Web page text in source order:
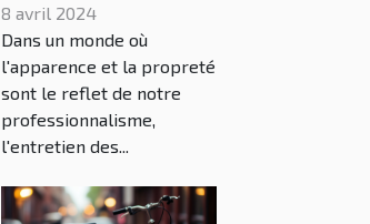
nettoyage de
vitres
professionnel
8 avril 2024
Dans un monde où
l'apparence et la propreté
sont le reflet de notre
professionnalisme,
l'entretien des...